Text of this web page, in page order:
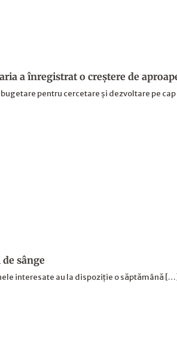
a înregistrat o creștere de
pentru cercetare și dezvoltare pe
sânge
interesate au la dispoziție o săptămână